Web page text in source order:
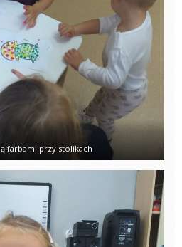
farbami przy stolikach